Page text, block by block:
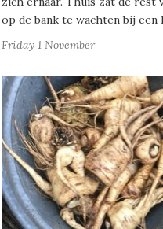
op de bank te wachten bij
Friday 1 November